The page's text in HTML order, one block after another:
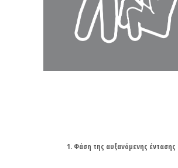
1. Φάση της αυξανόμενης έντασης